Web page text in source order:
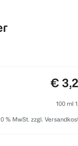
€
100 ml
% MwSt. zzgl.